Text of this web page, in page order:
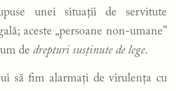
unei situații de servitute
aceste „persoane non-umane”
de drepturi susținute de lege.
să fim alarmați de virulența cu